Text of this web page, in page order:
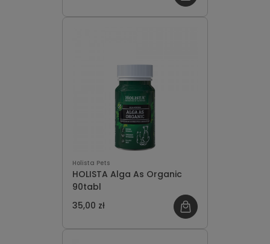
Holista Pets
HOLISTA Alga As Organic
90tabl
35,00 zł